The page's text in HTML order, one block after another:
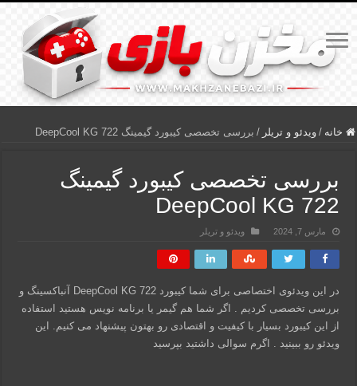
خانه / ویدئو و تریلر / بررسی تخصصی کیبورد گیمینگ DeepCool KG 722
بررسی تخصصی کیبورد گیمینگ
DeepCool KG 722
مارس 7, 2024 ویدئو و تریلر
در این ویدئوی اختصاصی برای شما کیبورد DeepCool KG 722 آنباکسینگ و
بررسی تخصصی کردیم . اگر شما هم گیمر یا برنامه نویس هستید استفاده
از این کیبورد بسیار با کیفیت و اقتصادی رو بهتون پیشنهاد می کنیم. این
ویدئو رو ببینید . اگرم سوالی داشتید بپرسید